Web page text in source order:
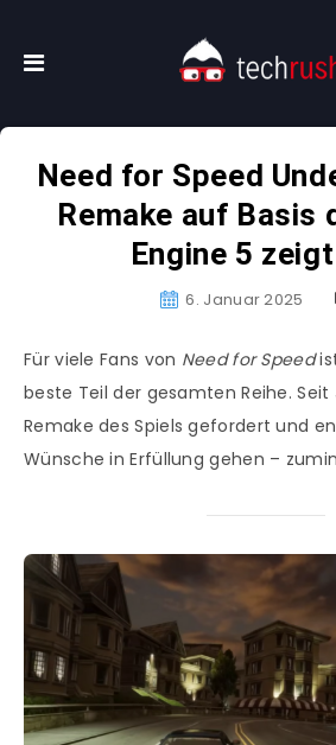
Need for Speed
Remake auf Basis
Engine 5
6. Januar 2025
Für viele Fans von Need for Speed
beste Teil der gesamten Reihe. Seit
Remake des Spiels gefordert und
Wünsche in Erfüllung gehen –